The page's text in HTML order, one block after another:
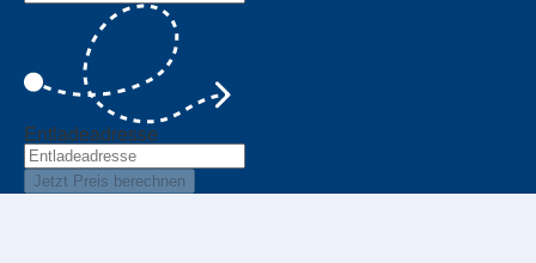
Entladeadresse
Jetzt Preis berechnen